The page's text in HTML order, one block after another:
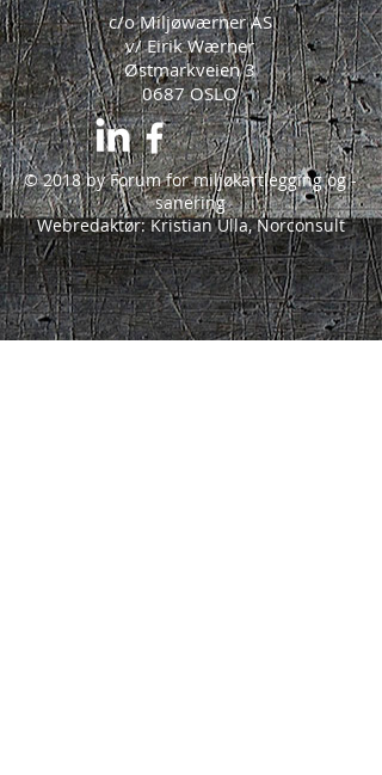
c/o Miljøwærner AS
v/ Eirik Wærner
Østmarkveien 3
0687 OSLO
© 2018 by Forum for miljøkartlegging og -
sanering
Webredaktør: Kristian Ulla, Norconsult